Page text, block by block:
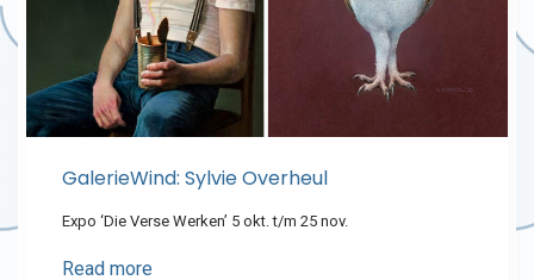
GalerieWind: Sylvie Overheul
Expo ‘Die Verse Werken’ 5 okt. t/m 25 nov.
Read more